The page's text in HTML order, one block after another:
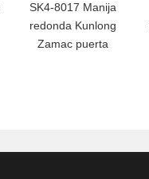
SK4-8017 Manija
redonda Kunlong
Zamac puerta